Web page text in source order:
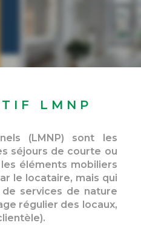
LMNP
(LMNP) sont les
séjours de courte ou
éléments mobiliers
le locataire, mais qui
de services de nature
régulier des locaux,